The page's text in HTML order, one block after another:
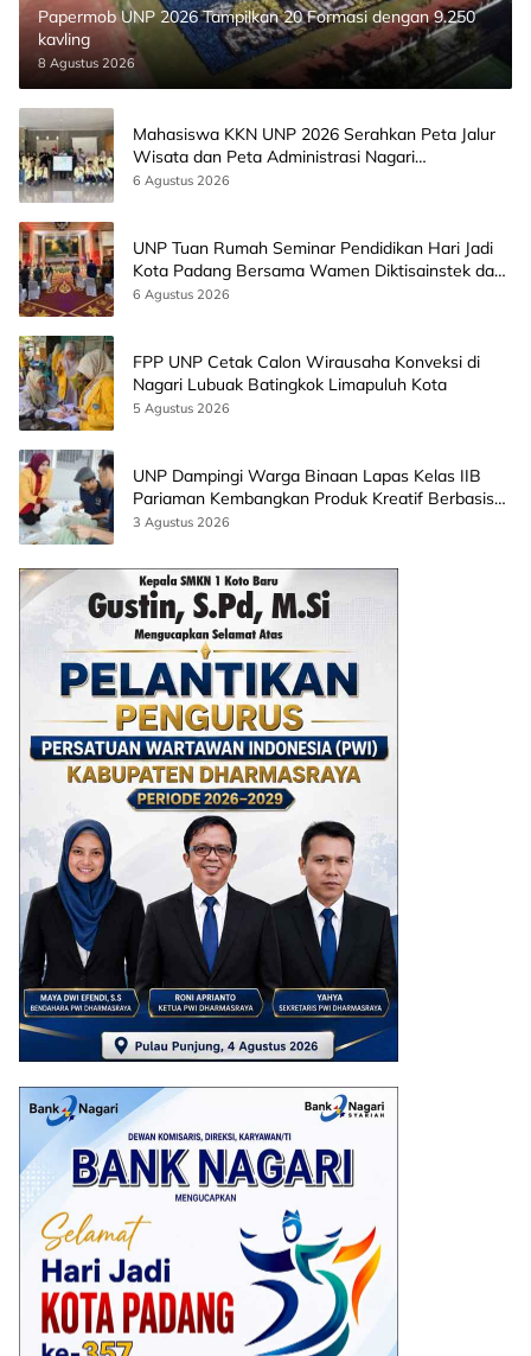
Papermob UNP 2026 Tampilkan 20 Formasi dengan 9.250
kavling
8 Agustus 2026
Mahasiswa KKN UNP 2026 Serahkan Peta Jalur
Wisata dan Peta Administrasi Nagari
Paninggahan
6 Agustus 2026
UNP Tuan Rumah Seminar Pendidikan Hari Jadi
Kota Padang Bersama Wamen Diktisainstek dan
CEO EMGS Malaysia
6 Agustus 2026
FPP UNP Cetak Calon Wirausaha Konveksi di
Nagari Lubuak Batingkok Limapuluh Kota
5 Agustus 2026
UNP Dampingi Warga Binaan Lapas Kelas IIB
Pariaman Kembangkan Produk Kreatif Berbasis
AI
3 Agustus 2026